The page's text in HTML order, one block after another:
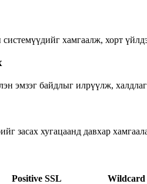
хамгаалж, хорт
эмзэг байдлыг илрүүлж,
засах хугацаанд давхар
Positive SSL
Wildcard